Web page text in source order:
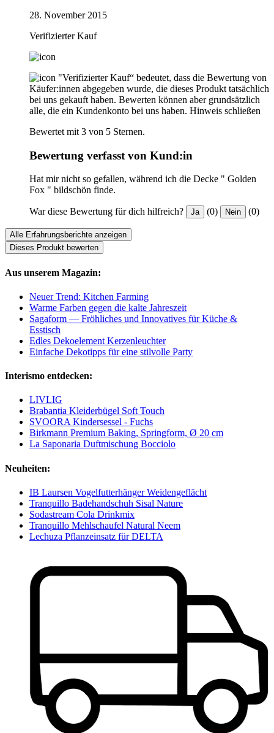
28. November 2015
Verifizierter Kauf
"Verifizierter Kauf“ bedeutet, dass die Bewertung von
Käufer:innen abgegeben wurde, die dieses Produkt tatsächlich
bei uns gekauft haben. Bewerten können aber grundsätzlich
alle, die ein Kundenkonto bei uns haben. Hinweis schließen
Bewertet mit 3 von 5 Sternen.
Bewertung verfasst von Kund:in
Hat mir nicht so gefallen, während ich die Decke " Golden
Fox " bildschön finde.
War diese Bewertung für dich hilfreich? Ja (0) Nein (0)
Alle Erfahrungsberichte anzeigen
Dieses Produkt bewerten
Aus unserem Magazin:
Neuer Trend: Kitchen Farming
Warme Farben gegen die kalte Jahreszeit
Sagaform — Fröhliches und Innovatives für Küche &
Esstisch
Edles Dekoelement Kerzenleuchter
Einfache Dekotipps für eine stilvolle Party
Interismo entdecken:
LIVLIG
Brabantia Kleiderbügel Soft Touch
SVOORA Kindersessel - Fuchs
Birkmann Premium Baking, Springform, Ø 20 cm
La Saponaria Duftmischung Bocciolo
Neuheiten:
IB Laursen Vogelfutterhänger Weidengeflächt
Tranquillo Badehandschuh Sisal Nature
Sodastream Cola Drinkmix
Tranquillo Mehlschaufel Natural Neem
Lechuza Pflanzeinsatz für DELTA